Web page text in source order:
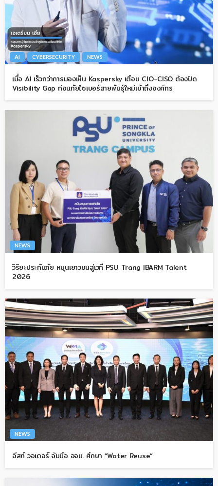
AI CYBERSECURITY NEWS
เมื่อ AI เร็วกว่าการมองเห็น Kaspersky เตือน CIO-CISO ต้องปิด
Visibility Gap ก่อนภัยไซเบอร์สายพันธุ์ใหม่เข้าถึงองค์กร
NEWS
วิริยะประกันภัย หนุนเยาวชนสู่เวที PSU Trang IBARM Talent
2026
NEWS
อีสท์ วอเตอร์ จับมือ อจน. ศึกษา “Water Reuse”